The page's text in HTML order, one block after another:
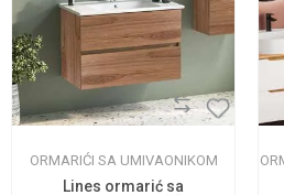
ORMARIĆI SA UMIVAONIKOM
Lines ormarić sa